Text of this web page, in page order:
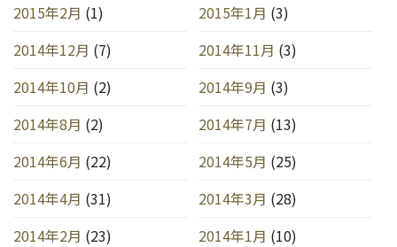
2015年2月 (1) 2015年1月 (3)
2014年12月 (7) 2014年11月 (3)
2014年10月 (2) 2014年9月 (3)
2014年8月 (2) 2014年7月 (13)
2014年6月 (22) 2014年5月 (25)
2014年4月 (31) 2014年3月 (28)
2014年2月 (23) 2014年1月 (10)